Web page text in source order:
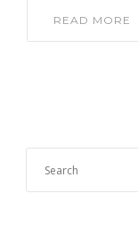
READ MORE